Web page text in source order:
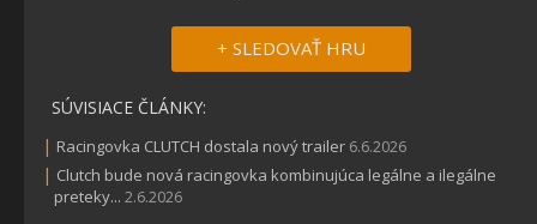
+ SLEDOVAŤ HRU
SÚVISIACE ČLÁNKY:
| Racingovka CLUTCH dostala nový trailer 6.6.2026
| Clutch bude nová racingovka kombinujúca legálne a ilegálne
preteky... 2.6.2026